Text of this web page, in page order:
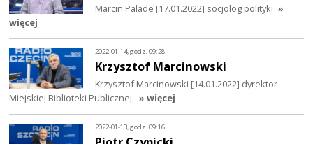
Marcin Palade [17.01.2022] socjolog polityki »
więcej
2022-01-14, godz. 09:28
Krzysztof Marcinowski
Krzysztof Marcinowski [14.01.2022] dyrektor
Miejskiej Biblioteki Publicznej. » więcej
2022-01-13, godz. 09:16